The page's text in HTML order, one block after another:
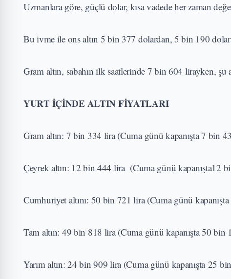
Uzmanlara göre, güçlü dolar, kısa vadede her zaman
Bu ivme ile ons altın 5 bin 377 dolardan, 5 bin 190
Gram altın, sabahın ilk saatlerinde 7 bin 604 lirayken,
YURT İÇİNDE ALTIN FİYATLARI
Gram altın: 7 bin 334 lira (Cuma günü kapanışta 7 bin
Çeyrek altın: 12 bin 444 lira (Cuma günü kapanışta12
Cumhuriyet altını: 50 bin 721 lira (Cuma günü
Tam altın: 49 bin 818 lira (Cuma günü kapanışta 50 bin
Yarım altın: 24 bin 909 lira (Cuma günü kapanışta 25